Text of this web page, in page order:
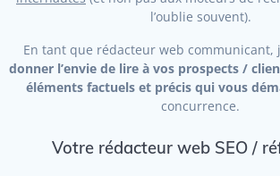
l’oublie souvent).
En tant que rédacteur web communicant,
donner l’envie de lire à vos prospects /
éléments factuels et précis qui vous
concurrence.
Votre rédacteur web SEO /